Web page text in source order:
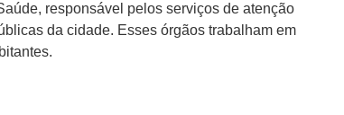
responsável pelos serviços de atenção
da cidade. Esses órgãos trabalham em